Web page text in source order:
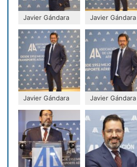
Javier Gándara Javier Gándara
Javier Gándara Javier Gándara